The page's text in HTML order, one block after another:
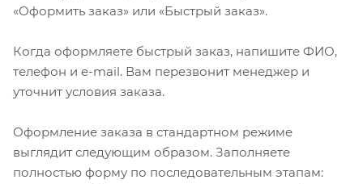
«Оформить заказ» или «Быстрый заказ».
Когда оформляете быстрый заказ, напишите ФИО,
телефон и e-mail. Вам перезвонит менеджер и
уточнит условия заказа.
Оформление заказа в стандартном режиме
выглядит следующим образом. Заполняете
полностью форму по последовательным этапам: